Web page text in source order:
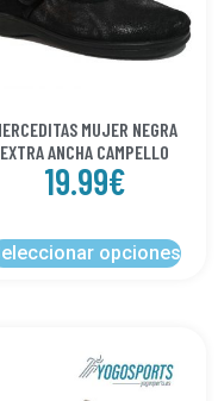
MUJER NEGRA
EXTRA ANCHA CAMPELLO
19.99€
opciones